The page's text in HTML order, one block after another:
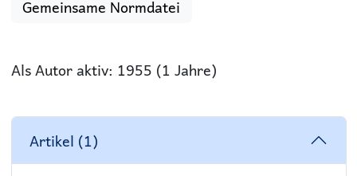
Gemeinsame Normdatei
Als Autor aktiv: 1955 (1 Jahre)
Artikel (1)